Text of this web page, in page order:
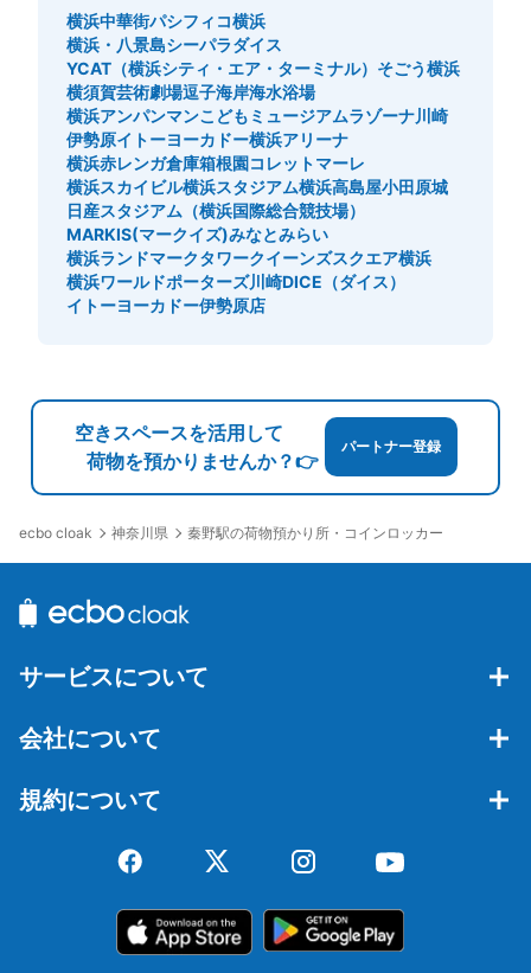
横浜中華街パシフィコ横浜
横浜・八景島シーパラダイス
YCAT（横浜シティ・エア・ターミナル） そごう横浜
横須賀芸術劇場逗子海岸海水浴場
横浜アンパンマンこどもミュージアムラゾーナ川崎
伊勢原イトーヨーカドー横浜アリーナ
横浜赤レンガ倉庫箱根園コレットマーレ
横浜スカイビル横浜スタジアム横浜高島屋小田原城
日産スタジアム（横浜国際総合競技場）
MARKIS(マークイズ)みなとみらい
横浜ランドマークタワークイーンズスクエア横浜
横浜ワールドポーターズ川崎DICE（ダイス）
イトーヨーカドー伊勢原店
空きスペースを活用して
荷物を預かりませんか？👉
パートナー登録
ecbo cloak 神奈川県 秦野駅の荷物預かり所・コインロッカー
サービスについて
会社について
規約について